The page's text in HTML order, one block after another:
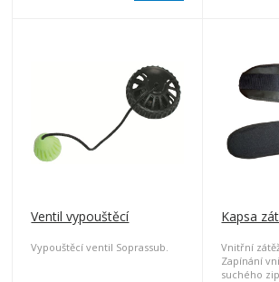
Ventil vypouštěcí
Vypouštěcí ventil Soprassub.
Kapsa
Vnitřní
Zapínání
suchého